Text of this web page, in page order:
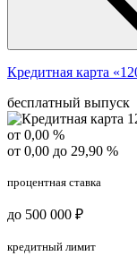
Кредитная карта
бесплатный выпуск
от 0,00 %
от 0,00 до 29,90 %
процентная ставка
до 500 000 ₽
кредитный лимит